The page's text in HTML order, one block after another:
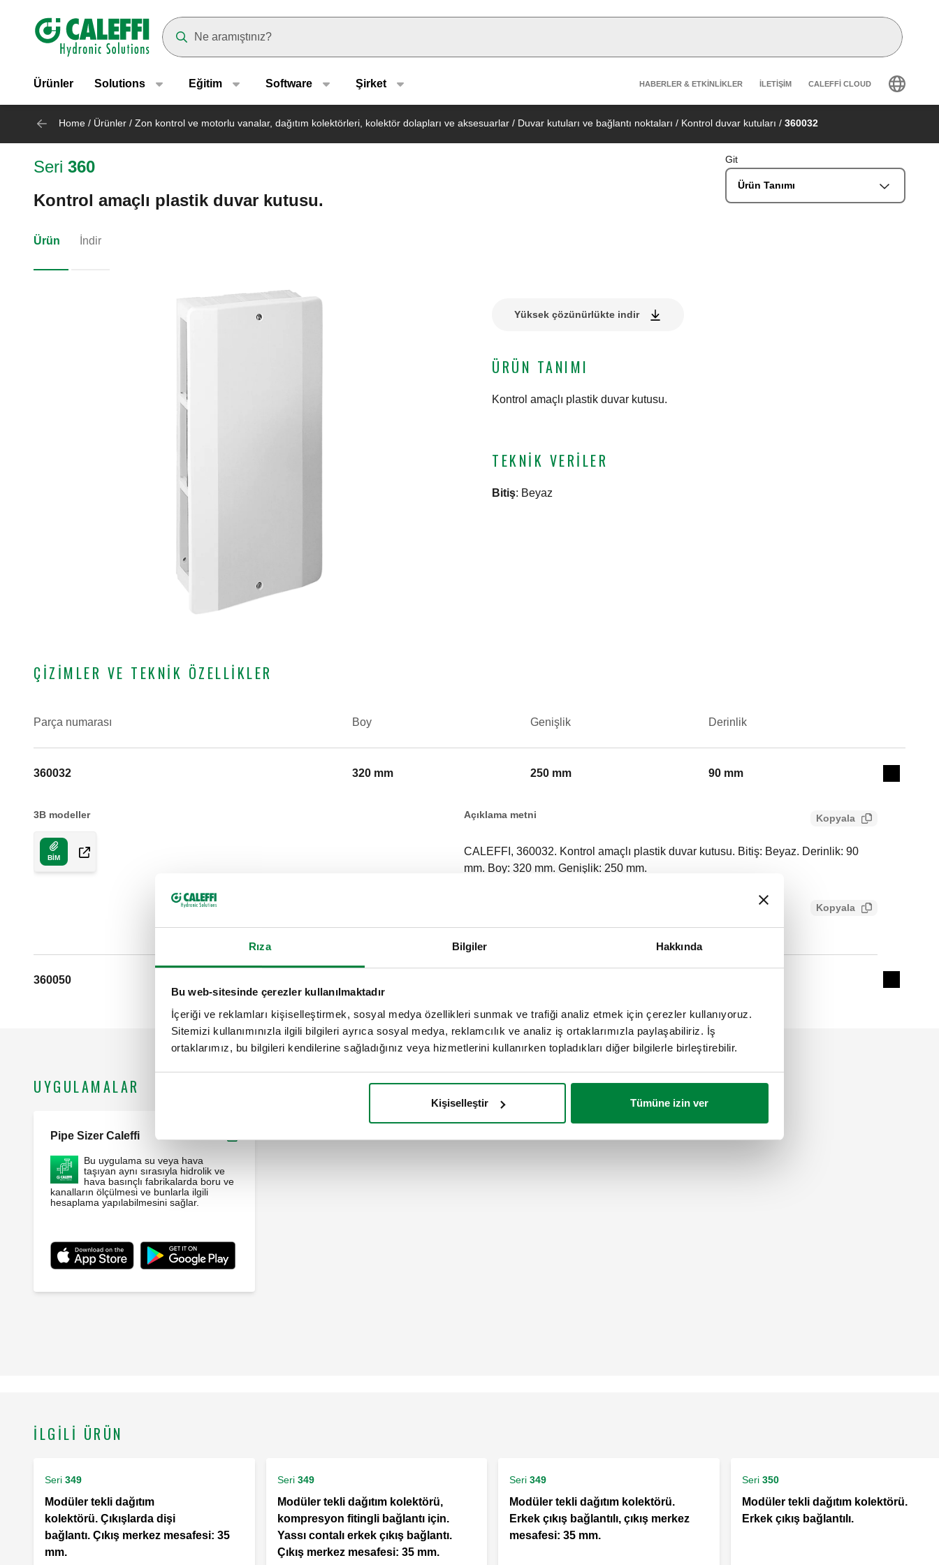
Rıza Bilgiler Hakkında
Bu web-sitesinde çerezler kullanılmaktadır
İçeriği ve reklamları kişiselleştirmek, sosyal medya özellikleri sunmak ve trafiği analiz etmek için çerezler kullanıyoruz.
Sitemizi kullanımınızla ilgili bilgileri ayrıca sosyal medya, reklamcılık ve analiz iş ortaklarımızla paylaşabiliriz. İş
ortaklarımız, bu bilgileri kendilerine sağladığınız veya hizmetlerini kullanırken topladıkları diğer bilgilerle birleştirebilir.
Kişiselleştir Tümüne izin ver
Header main navigation
Ürünler Solutions Eğitim Software Şirket Header secondary navigation
HABERLER & ETKINLIKLER İLETIŞIM CALEFFI CLOUD
Home / Ürünler / Zon kontrol ve motorlu vanalar, dağıtım kolektörleri, kolektör dolapları ve aksesuarlar / Duvar kutuları ve bağlantı noktaları / Kontrol duvar kutuları / 360032
Seri 360
Kontrol amaçlı plastik duvar kutusu.
Git
Ürün Tanımı
Ürün İndir
Yüksek çözünürlükte indir
ÜRÜN TANIMI
Kontrol amaçlı plastik duvar kutusu.
TEKNIK VERILER
Bitiş: Beyaz
ÇIZIMLER VE TEKNIK ÖZELLIKLER
Parça numarası Boy Genişlik
Derinlik
360032 320 mm 250 mm 90 mm
Collapse
3B modeller
BIM
Açıklama metni Kopyala
CALEFFI, 360032. Kontrol amaçlı plastik duvar kutusu. Bitiş: Beyaz. Derinlik: 90
mm. Boy: 320 mm. Genişlik: 250 mm.
Kopyala
360050
Expand
UYGULAMALAR
Pipe Sizer Caleffi
Bu uygulama su veya hava
taşıyan aynı sırasıyla hidrolik ve
hava basınçlı fabrikalarda boru ve
kanalların ölçülmesi ve bunlarla ilgili
hesaplama yapılabilmesini sağlar.
İLGILI ÜRÜN
Seri 349
Modüler tekli dağıtım
kolektörü. Çıkışlarda dişi
bağlantı. Çıkış merkez mesafesi: 35
mm.
Seri 349
Modüler tekli dağıtım kolektörü,
kompresyon fitingli bağlantı için.
Yassı contalı erkek çıkış bağlantı.
Çıkış merkez mesafesi: 35 mm.
Seri 349
Modüler tekli dağıtım kolektörü.
Erkek çıkış bağlantılı, çıkış merkez
mesafesi: 35 mm.
Seri 350
Modüler tekli dağıtım kolektörü.
Erkek çıkış bağlantılı.